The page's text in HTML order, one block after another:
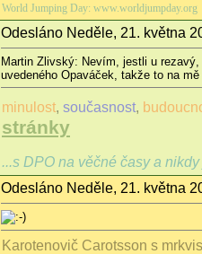
World Jumping Day: www.worldjumpday.org
Odesláno Neděle, 21. května
Martin Zlivský: Nevím, jestli u
uvedeného Opaváček, takže to na
minulost, současnost,
stránky
...s DPO na věčné časy a
Odesláno Neděle, 21. května
Karotenovič Carotsson s